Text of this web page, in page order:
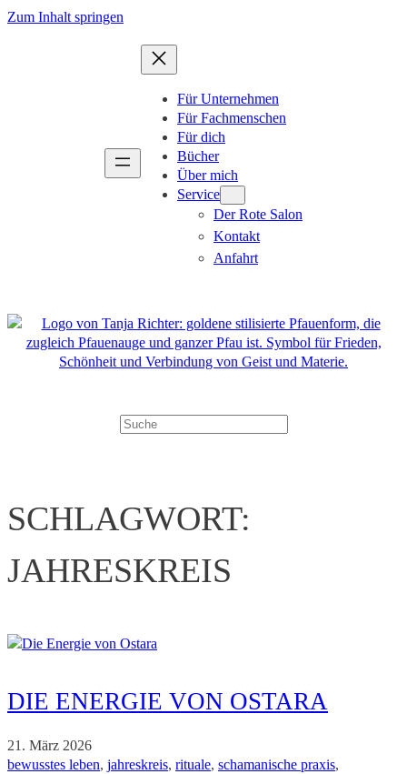
Zum
Zum Inhalt springen
Für Unternehmen
Für Fachmenschen
Für dich
Bücher
Über mich
Service
Der Rote Salon
Kontakt
Anfahrt
Suchen
SCHLAGWORT:
JAHRESKREIS
DIE ENERGIE VON OSTARA
21. März 2026
bewusstes leben, jahreskreis, rituale, schamanische praxis